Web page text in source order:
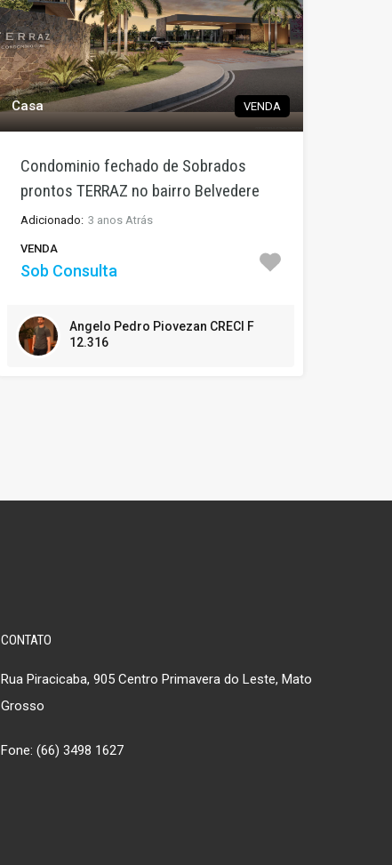
Casa VENDA
Condominio fechado de Sobrados
prontos TERRAZ no bairro Belvedere
Adicionado: 3 anos Atrás
VENDA
Sob Consulta
Angelo Pedro Piovezan CRECI F
12.316
CONTATO
Rua Piracicaba, 905 Centro Primavera do Leste, Mato
Grosso
Fone: (66) 3498 1627